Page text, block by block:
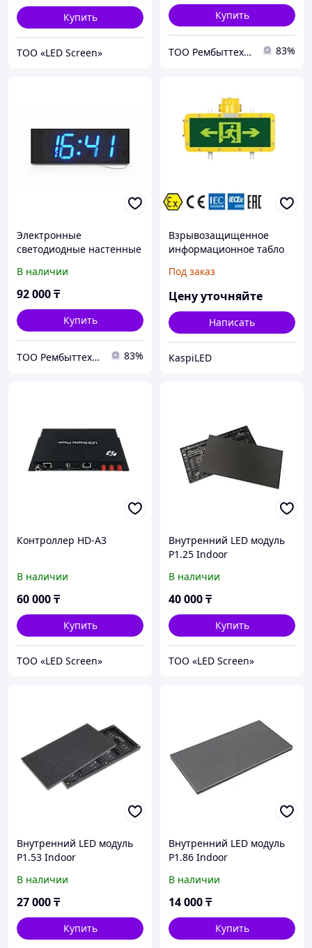
Купить
ТОО «LED Screen»
Купить
ТОО Рембыттехника 83%
Электронные
светодиодные настенные
отображением
температуры HE1500х400
В наличии
92 000₸
Купить
ТОО Рембыттехника 83%
Взрывозащищенное
информационное табло
Под заказ
Цену уточняйте
Написать
KaspiLED
Контроллер HD-A3
В наличии
60 000₸
Купить
ТОО «LED Screen»
Внутренний LED модуль
P1.25 Indoor
В наличии
40 000₸
Купить
ТОО «LED Screen»
Внутренний LED модуль
P1.53 Indoor
В наличии
27 000₸
Купить
Внутренний LED модуль
P1.86 Indoor
В наличии
14 000₸
Купить